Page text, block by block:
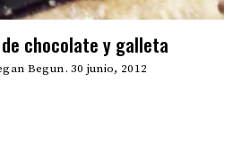
chocolate y galleta
Begun 30 junio, 2012